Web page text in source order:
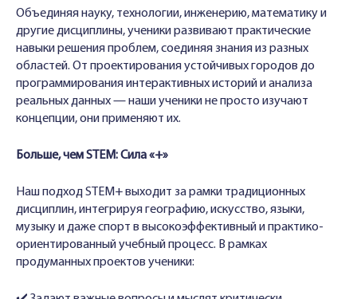
Объединяя науку, технологии, инженерию, математику и
другие дисциплины, ученики развивают практические
навыки решения проблем, соединяя знания из разных
областей. От проектирования устойчивых городов до
программирования интерактивных историй и анализа
реальных данных — наши ученики не просто изучают
концепции, они применяют их.
Больше, чем STEM: Сила «+»
Наш подход STEM+ выходит за рамки традиционных
дисциплин, интегрируя географию, искусство, языки,
музыку и даже спорт в высокоэффективный и практико-
ориентированный учебный процесс. В рамках
продуманных проектов ученики: